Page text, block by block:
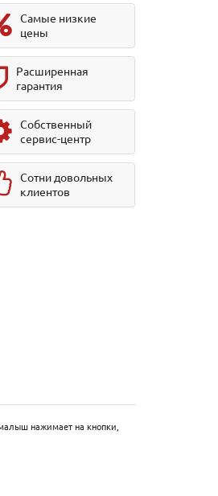
Самые низкие
цены
Расширенная
гарантия
Собственный
сервис-центр
Сотни довольных
клиентов
нажимает на кнопки,